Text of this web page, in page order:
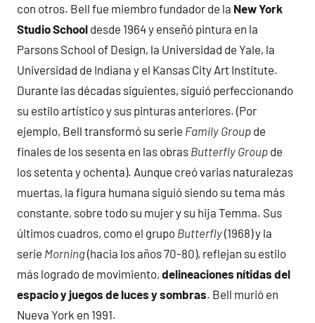
con otros. Bell fue miembro fundador de la New York
Studio School desde 1964 y enseñó pintura en la
Parsons School of Design, la Universidad de Yale, la
Universidad de Indiana y el Kansas City Art Institute.
Durante las décadas siguientes, siguió perfeccionando
su estilo artístico y sus pinturas anteriores. (Por
ejemplo, Bell transformó su serie Family Group de
finales de los sesenta en las obras Butterfly Group de
los setenta y ochenta). Aunque creó varias naturalezas
muertas, la figura humana siguió siendo su tema más
constante, sobre todo su mujer y su hija Temma. Sus
últimos cuadros, como el grupo Butterfly(1968) y la
serie Morning(hacia los años 70-80), reflejan su estilo
más logrado de movimiento, delineaciones nítidas del
espacio y juegos de luces y sombras. Bell murió en
Nueva York en 1991.